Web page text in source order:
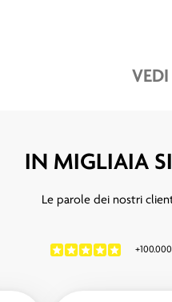
IN MIGLIAIA
Le parole dei nostri